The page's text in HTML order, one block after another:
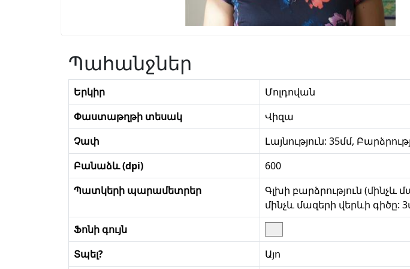
Պահանջներ
Երկիր
Մոլդովան
Փաստաթղթի տեսակ
Վիզա
Չափ
Լայնություն: 35մմ,
Բանաձև (dpi)
600
Պատկերի պարամետրեր
Գլխի բարձրություն (մինչև
մինչև մազերի վերևի գիծը:
Ֆոնի գույն
Տպել?
Այո